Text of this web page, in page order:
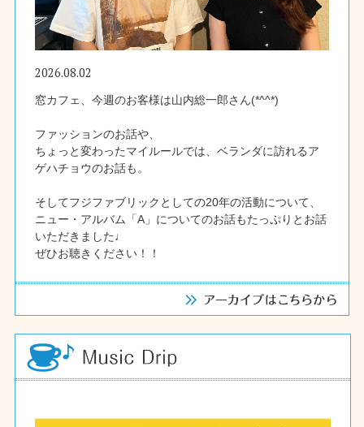
2026.08.02
窓カフェ、今週のお客様は山内総一郎さん(*^^*)
ファッションのお話や、
ちょっと変わったマイルールでは、ベランダに訪れるア
ゲハチョウのお話も。
そしてフジファブリックとしての20年の活動について、
ニュー・アルバム「A」についてのお話もたっぷりとお話
いただきました♩
ぜひお聴きください！！